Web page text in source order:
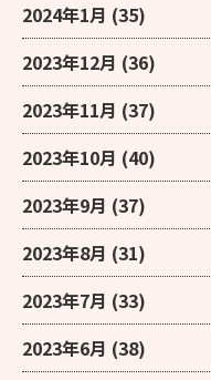
2024年1月 (35)
2023年12月 (36)
2023年11月 (37)
2023年10月 (40)
2023年9月 (37)
2023年8月 (31)
2023年7月 (33)
2023年6月 (38)